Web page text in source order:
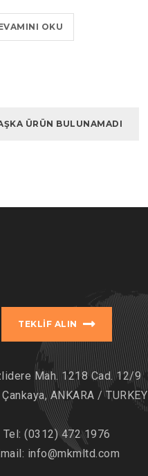
OKU
ÜRÜN BULUNAMADI
TEKLIF ALIN
Mah. 1218 Cad. 12/9
ANKARA / TURKEY
Tel: (0312) 472 1976
info@mkmltd.com